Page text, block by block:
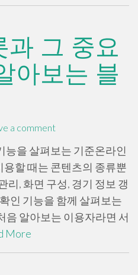
과 그 중요
아보는 블
a comment
능을 살펴보는 기준온라인
할 때는 콘텐츠의 종류뿐
리, 화면 구성, 경기 정보 갱
인 기능을 함께 살펴보는
음 알아보는 이용자라면 서
More